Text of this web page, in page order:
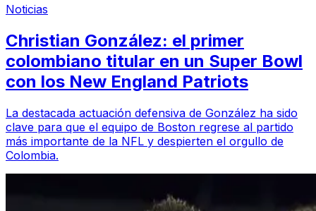
Noticias
Christian González: el primer
colombiano titular en un Super Bowl
con los New England Patriots
La destacada actuación defensiva de González ha sido
clave para que el equipo de Boston regrese al partido
más importante de la NFL y despierten el orgullo de
Colombia.